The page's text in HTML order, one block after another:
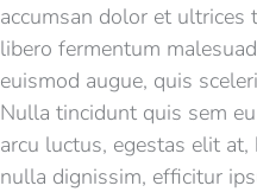
accumsan dolor et
libero fermentum
euismod augue, quis
Nulla tincidunt quis sem
arcu luctus, egestas elit
nulla dignissim, efficitur